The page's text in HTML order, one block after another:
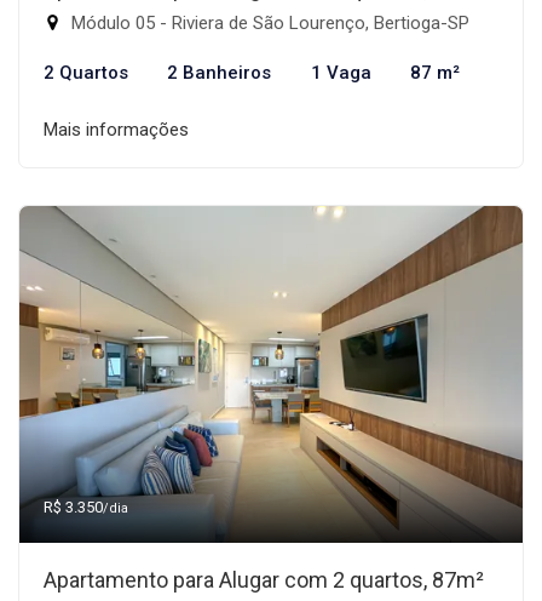
Módulo 05 - Riviera de São Lourenço, Bertioga-SP
2 Quartos 2 Banheiros 1 Vaga 87 m²
Mais informações
R$ 3.350/dia
Apartamento para Alugar com 2 quartos, 87m²